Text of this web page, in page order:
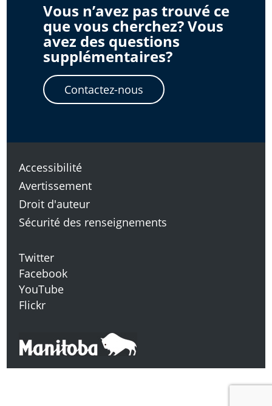
Vous n’avez pas trouvé ce
que vous cherchez? Vous
avez des questions
supplémentaires?
Contactez-nous
Accessibilité
Avertissement
Droit d'auteur
Sécurité des renseignements
Twitter
Facebook
YouTube
Flickr